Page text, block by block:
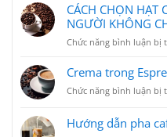
CÁCH CHỌN HẠT
NGƯỜI KHÔNG
Chức năng bình luận bị
Crema trong
Chức năng bình luận bị
Hướng dẫn pha